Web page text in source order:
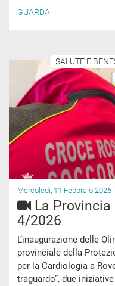
GUARDA
SALUTE E
Mercoledì, 11 Febbraio 2026
La
4/2026
L’inaugurazione delle
provinciale della
per la Cardiologia a
traguardo”, due